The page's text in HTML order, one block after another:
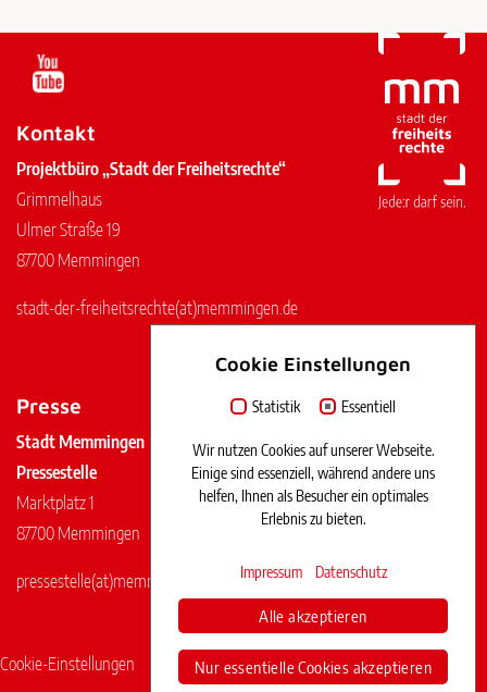
Kontakt
Projektbüro „Stadt der Freiheitsrechte“
Grimmelhaus
Ulmer Straße 19
87700 Memmingen
stadt-der-freiheitsrechte(at)memmingen.de
Presse
Stadt Memmingen
Pressestelle
Marktplatz 1
87700 Memmingen
pressestelle(at)memmingen.de
Cookie-Einstellungen Impressum Datenschutz
Cookie Einstellungen
Statistik Essentiell
Wir nutzen Cookies auf unserer Webseite.
Einige sind essenziell, während andere uns
helfen, Ihnen als Besucher ein optimales
Erlebnis zu bieten.
Impressum Datenschutz
Alle akzeptieren
Nur essentielle Cookies akzeptieren